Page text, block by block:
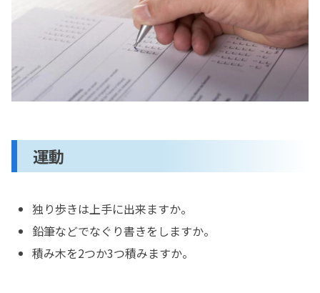
運動
独り歩きは上手に出来ますか。
鉛筆などでなぐり書きをしますか。
積み木を2つか3つ積みますか。